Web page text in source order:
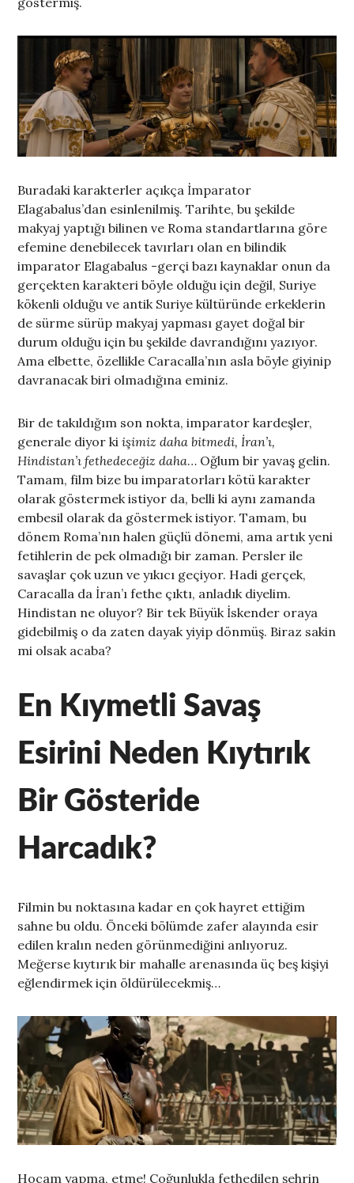
Buradaki karakterler açıkça İmparator
Elagabalus’dan esinlenilmiş. Tarihte, bu şekilde
makyaj yaptığı bilinen ve Roma standartlarına göre
efemine denebilecek tavırları olan en bilindik
imparator Elagabalus -gerçi bazı kaynaklar onun da
gerçekten karakteri böyle olduğu için değil, Suriye
kökenli olduğu ve antik Suriye kültüründe erkeklerin
de sürme sürüp makyaj yapması gayet doğal bir
durum olduğu için bu şekilde davrandığını yazıyor.
Ama elbette, özellikle Caracalla’nın asla böyle giyinip
davranacak biri olmadığına eminiz.
Bir de takıldığım son nokta, imparator kardeşler,
generale diyor kiişimiz daha bitmedi, İran’ı,
Hindistan’ı fethedeceğiz daha… Oğlum bir yavaş gelin.
Tamam, film bize bu imparatorları kötü karakter
olarak göstermek istiyor da, belli ki aynı zamanda
embesil olarak da göstermek istiyor. Tamam, bu
dönem Roma’nın halen güçlü dönemi, ama artık yeni
fetihlerin de pek olmadığı bir zaman. Persler ile
savaşlar çok uzun ve yıkıcı geçiyor. Hadi gerçek,
Caracalla da İran’ı fethe çıktı, anladık diyelim.
Hindistan ne oluyor? Bir tek Büyük İskender oraya
gidebilmiş o da zaten dayak yiyip dönmüş. Biraz sakin
mi olsak acaba?
En Kıymetli Savaş
Esirini Neden Kıytırık
Bir Gösteride
Harcadık?
Filmin bu noktasına kadar en çok hayret ettiğim
sahne bu oldu. Önceki bölümde zafer alayında esir
edilen kralın neden görünmediğini anlıyoruz.
Meğerse kıytırık bir mahalle arenasında üç beş kişiyi
eğlendirmek için öldürülecekmiş…
Hocam yapma, etme! Çoğunlukla fethedilen şehrin